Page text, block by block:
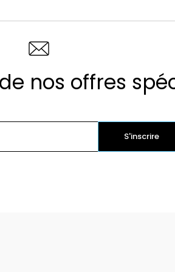
nos offres
S'inscrire